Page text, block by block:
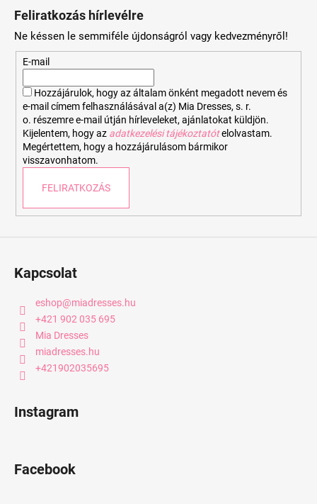
Feliratkozás hírlevélre
Ne késsen le semmiféle újdonságról vagy kedvezményről!
E-mail
Hozzájárulok, hogy az általam önként megadott nevem és
e-mail címem felhasználásával a(z) Mia Dresses, s. r.
o. részemre e-mail útján hírleveleket, ajánlatokat küldjön.
Kijelentem, hogy az adatkezelési tájékoztatót elolvastam.
Megértettem, hogy a hozzájárulásom bármikor
visszavonhatom.
FELIRATKOZÁS
Kapcsolat
eshop@miadresses.hu
+421 902 035 695
Mia Dresses
miadresses.hu
+421902035695
Instagram
Facebook